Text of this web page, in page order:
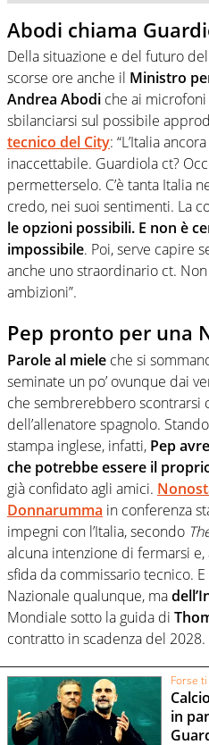
Abodi chiama
Della situazione e del futuro
scorse ore anche il Ministro
Andrea Abodi che ai
sbilanciarsi sul possibile
tecnico del City: “L’Italia
inaccettabile. Guardiola ct?
permetterselo. C’è tanta Italia
credo, nei suoi sentimenti. La
le opzioni possibili. E non è
impossibile. Poi, serve capire
anche uno straordinario ct.
ambizioni”.
Pep pronto per una
Parole al miele che si
seminate un po’ ovunque dai
che sembrerebbero scontrarsi
dell’allenatore spagnolo.
stampa inglese, infatti, Pep
che potrebbe essere il
già confidato agli amici.
Donnarumma in conferenza
impegni con l’Italia, secondo
alcuna intenzione di fermarsi
sfida da commissario tecnico.
Nazionale qualunque, ma
Mondiale sotto la guida di
contratto in scadenza del 2028.
Forse
in